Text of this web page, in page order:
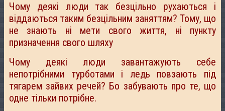
Чому деякі люди так безцільно рухаються і
віддаються таким безцільним заняттям? Тому, що
не знають ні мети свого життя, ні пункту
призначення свого шляху
Чому деякі люди завантажують себе
непотрібними турботами і ледь повзають під
тягарем зайвих речей? Бо забувають про те, що
одне тільки потрібне.